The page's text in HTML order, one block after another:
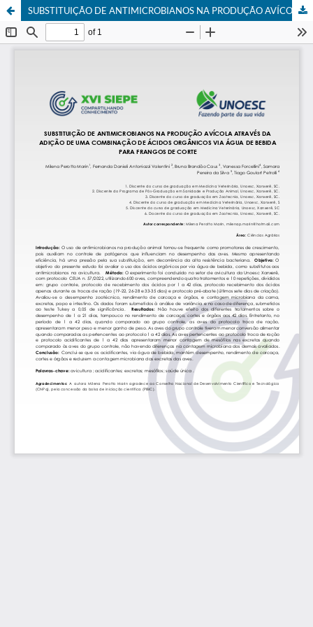
SUBSTITUIÇÃO DE ANTIMICROBIANOS NA PRODUÇÃO AVÍCOLA ATRAVÉS DA ADIÇÃO DE UMA COMBINAÇÃO DE ÁCIDOS ORGÂNICOS VIA ÁGUA DE BEBIDA PARA FRANGOS DE CORTE